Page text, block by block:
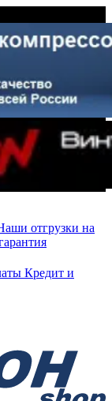
отгрузки на
Кредит и